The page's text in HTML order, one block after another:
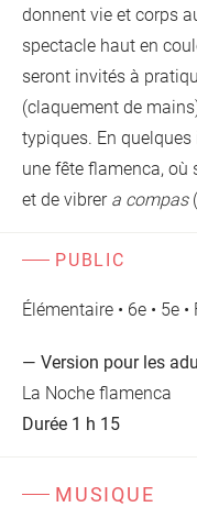
donnent vie et corps
spectacle haut en
seront invités à
(claquement de
typiques. En
une fête flamenca, où
et de vibrer a compas
PUBLIC
Élémentaire • 6e • 5e
— Version pour les
La Noche flamenca
Durée 1 h 15
MUSIQUE